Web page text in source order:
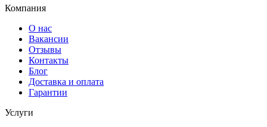
Компания
О нас
Вакансии
Отзывы
Контакты
Блог
Доставка и оплата
Гарантии
Услуги